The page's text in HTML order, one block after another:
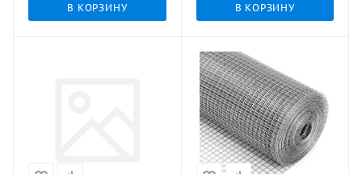
В КОРЗИНУ В КОРЗИНУ